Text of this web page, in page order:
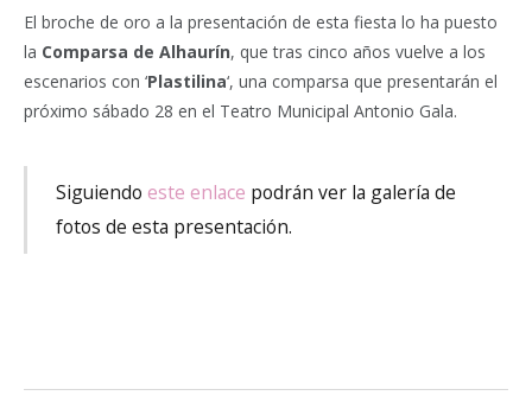
El broche de oro a la presentación de esta fiesta lo ha puesto
la Comparsa de Alhaurín, que tras cinco años vuelve a los
escenarios con ‘Plastilina‘, una comparsa que presentarán el
próximo sábado 28 en el Teatro Municipal Antonio Gala.
Siguiendo este enlace podrán ver la galería de
fotos de esta presentación.